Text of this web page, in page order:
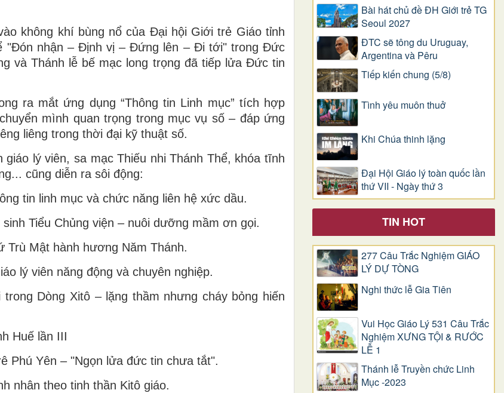
không khí bùng nổ của Đại hội Giới trẻ Giáo tỉnh
"Đón nhận – Định vị – Đứng lên – Đi tới" trong Đức
và Thánh lễ bế mạc long trọng đã tiếp lửa Đức tin
ra mắt ứng dụng “Thông tin Linh mục” tích hợp
mình quan trọng trong mục vụ số – đáp ứng
liêng trong thời đại kỹ thuật số.
lý viên, sa mạc Thiếu nhi Thánh Thể, khóa tĩnh
cũng diễn ra sôi động:
tin linh mục và chức năng liên hệ xức dầu.
Tiểu Chủng viện – nuôi dưỡng mầm ơn gọi.
Trù Mật hành hương Năm Thánh.
lý viên năng động và chuyên nghiệp.
Dòng Xitô – lặng thầm nhưng cháy bỏng hiến
Huế lần III
Phú Yên – "Ngọn lửa đức tin chưa tắt".
nhân theo tinh thần Kitô giáo.
Bài hát chủ đề ĐH Giới trẻ TG
Seoul 2027
ĐTC sẽ tông du Uruguay,
Argentina và Pêru
Tiếp kiến chung (5/8)
Tình yêu muôn thuở
Khi Chúa thinh lặng
Đại Hội Giáo lý toàn quốc lần
thứ VII - Ngày thứ 3
TIN HOT
277 Câu Trắc Nghiệm GIÁO
LÝ DỰ TÒNG
Nghi thức lễ Gia Tiên
Vui Học Giáo Lý 531 Câu Trắc
Nghiệm XƯNG TỘI & RƯỚC
LỄ 1
Thánh lễ Truyền chức Linh
Mục -2023